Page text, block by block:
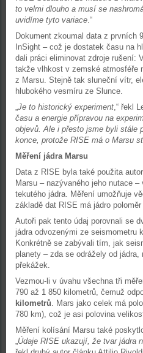
to velmi dlouho a musí se
uvidíme tyto variace.“
Dokument zkoumal data z prvních
InSight – což je dostatek času na
dali práci eliminovat zdroje rušení:
takže vlhkost v zemské atmosféře
z Marsu. Stejně tak sluneční vítr,
hlubokého vesmíru ze Slunce.
„Je to historický experiment,“ řekl
času a energie přípravou na
objevů. Ale i přesto jsme byli stále
konce, protože RISE má o Marsu
Měření jádra Marsu
Data z RISE byla také použita
Marsu – nazývaného jeho nutace –
tekutého jádra. Měření umožňuje
základě dat RISE má jádro
Autoři pak tento údaj porovnali se
jádra odvozenými ze seismometru
Konkrétně se zabývali tím, jak
planety – zda se odrážely od
překážek.
Vezmou-li v úvahu všechna tři
790 až 1 850 kilometrů, čemuž
kilometrů. Mars jako celek má
780 km), což je asi polovina
Měření kolísání Marsu také
„Údaje RISE ukazují, že tvar jádra